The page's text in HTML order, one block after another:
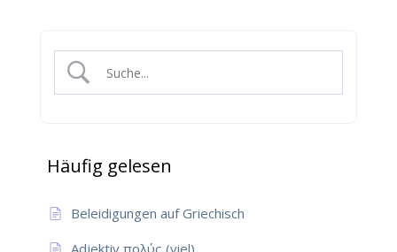
Häufig gelesen
Beleidigungen auf Griechisch
Adjektiv πολύς (viel)